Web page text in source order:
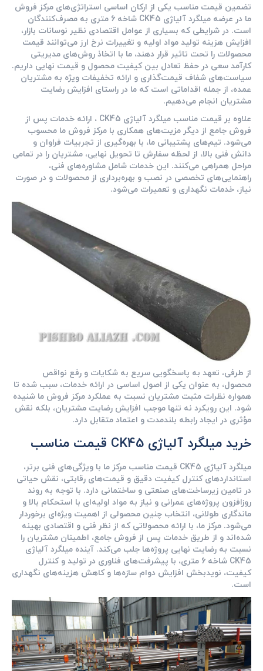
تضمین قیمت مناسب یکی از ارکان اساسی استراتژی‌های مرکز فروش
ما در عرضه میلگرد آلیاژی CK45 شاخه 6 متری به مصرف‌کنندگان
است. در شرایطی که بسیاری از عوامل اقتصادی نظیر نوسانات بازار،
افزایش هزینه تولید مواد اولیه و تغییرات نرخ ارز می‌توانند قیمت
محصولات را تحت تاثیر قرار دهند، ما با اتخاذ روش‌های مدیریتی
کارآمد سعی در حفظ تعادل بین کیفیت محصول و قیمت نهایی داریم.
سیاست‌های شفاف قیمت‌گذاری و ارائه تخفیفات ویژه به مشتریان
عمده، از جمله اقداماتی است که ما در راستای افزایش رضایت
مشتریان انجام می‌دهیم.
علاوه بر قیمت مناسب میلگرد آلیاژی CK45 ، ارائه خدمات پس از
فروش جامع از دیگر مزیت‌های همکاری با مرکز فروش ما محسوب
می‌شود. تیم‌های پشتیبانی ما، با بهره‌گیری از تجربیات فراوان و
دانش فنی بالا، از لحظه سفارش تا تحویل نهایی، مشتریان را در تمامی
مراحل همراهی می‌کنند. این خدمات شامل مشاوره‌های فنی،
راهنمایی‌های تخصصی در نصب و بهره‌برداری از محصولات و در صورت
نیاز، خدمات نگهداری و تعمیرات می‌شود.
از طرفی، تعهد به پاسخگویی سریع به شکایات و رفع نواقص
محصول، به عنوان یکی از اصول اساسی در ارائه خدمات، سبب شده تا
همواره نظرات مثبت مشتریان نسبت به عملکرد مرکز فروش ما شنیده
شود. این رویکرد نه تنها موجب افزایش رضایت مشتریان، بلکه نقش
مؤثری در ایجاد رابطه بلندمدت و اعتماد متقابل دارد.
خرید میلگرد آلیاژی CK45 قیمت مناسب
میلگرد آلیاژی CK45 قیمت مناسب مرکز ما با ویژگی‌های فنی برتر،
استانداردهای کنترل کیفیت دقیق و قیمت‌های رقابتی، نقش حیاتی
در تامین زیرساخت‌های صنعتی و ساختمانی دارد. با توجه به روند
روزافزون پروژه‌های عمرانی و نیاز به مواد اولیه‌ای با استحکام بالا و
ماندگاری طولانی، انتخاب چنین محصولی از اهمیت ویژه‌ای برخوردار
می‌شود. مرکز ما، با ارائه محصولاتی که از نظر فنی و اقتصادی بهینه
شده‌اند و از طریق خدمات پس از فروش جامع، اطمینان مشتریان را
نسبت به رضایت نهایی پروژه‌ها جلب می‌کند. آینده میلگرد آلیاژی
CK45 شاخه 6 متری، با پیشرفت‌های فناوری در تولید و کنترل
کیفیت، نویدبخش افزایش دوام سازه‌ها و کاهش هزینه‌های نگهداری
است.